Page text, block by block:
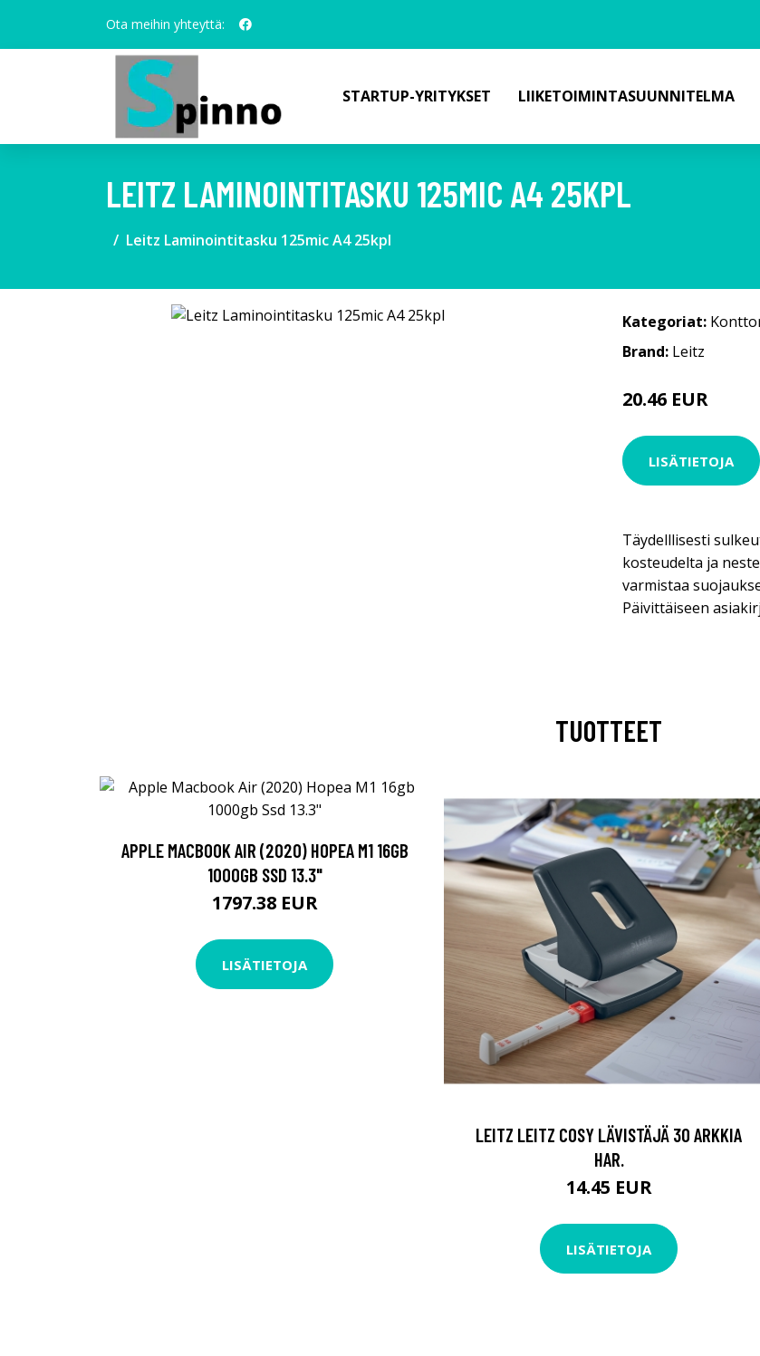
Ota meihin yhteyttä:
STARTUP-YRITYKSET LIIKETOIMINTASUUNNITELMA
LEITZ LAMINOINTITASKU 125MIC A4 25KPL
Leitz Laminointitasku 125mic A4 25kpl
Kategoriat:
Brand: Leitz
20.46 EUR
LISÄTIETOJA
Täydelllisesti
kosteudelta ja
varmistaa
Päivittäiseen
TUOTTEET
APPLE MACBOOK AIR (2020) HOPEA M1 16GB
1000GB SSD 13.3"
1797.38 EUR
LISÄTIETOJA
LEITZ LEITZ COSY LÄVISTÄJÄ 30 ARKKIA
HAR.
14.45 EUR
LISÄTIETOJA